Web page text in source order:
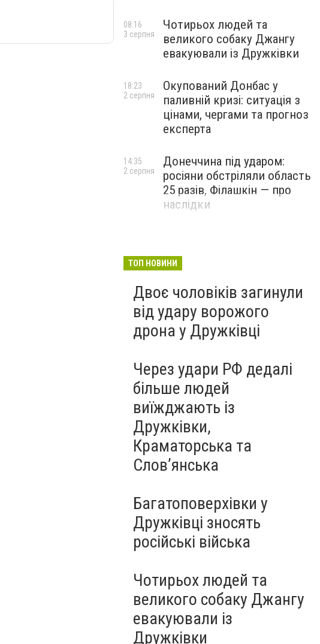
Чотирьох людей та
великого собаку Джангу
евакуювали із Дружківки
08:16
3 серпня
Окупований Донбас у
паливній кризі: ситуація з
цінами, чергами та прогноз
експерта
18:23
2 серпня
Донеччина під ударом:
росіяни обстріляли область
25 разів, Філашкін — про
наслідки
14:35
2 серпня
ТОП НОВИНИ
Двоє чоловіків загинули
від удару ворожого
дрона у Дружківці
Через удари РФ дедалі
більше людей
виїжджають із
Дружківки,
Краматорська та
Слов’янська
Багатоповерхівки у
Дружківці зносять
російські війська
Чотирьох людей та
великого собаку Джангу
евакуювали із
Дружківки